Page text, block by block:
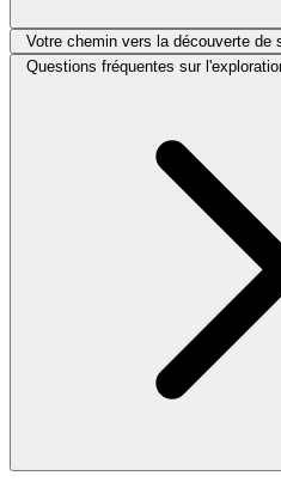
Votre chemin vers la découverte
Questions fréquentes sur